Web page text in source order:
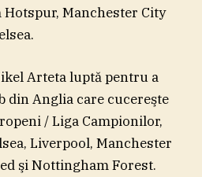
Manchester City
Arteta luptă pentru a
din Anglia care cucereşte
/ Liga Campionilor,
Liverpool, Manchester
şi Nottingham Forest.